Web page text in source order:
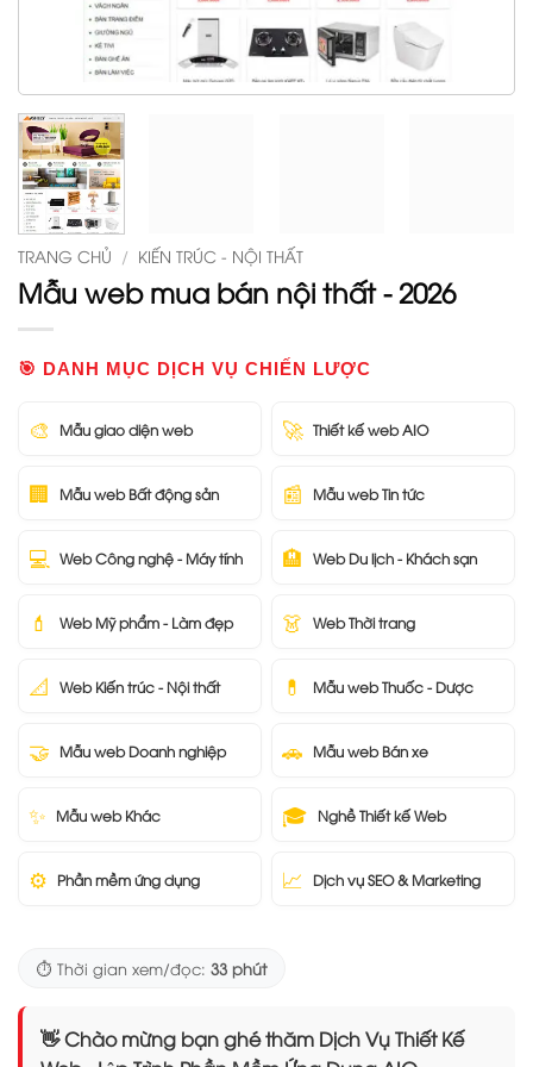
TRANG CHỦ / KIẾN TRÚC - NỘI THẤT
Mẫu web mua bán nội thất - 2026
🎯 DANH MỤC DỊCH VỤ CHIẾN LƯỢC
🎨 Mẫu giao diện web 🚀 Thiết kế web AIO
🏢 Mẫu web Bất động sản 📰 Mẫu web Tin tức
💻 Web Công nghệ - Máy tính 🏨 Web Du lịch - Khách sạn
💄 Web Mỹ phẩm - Làm đẹp 👗 Web Thời trang
📐 Web Kiến trúc - Nội thất 💊 Mẫu web Thuốc - Dược
🤝 Mẫu web Doanh nghiệp 🚗 Mẫu web Bán xe
✨ Mẫu web Khác 🎓 Nghề Thiết kế Web
⚙️ Phần mềm ứng dụng 📈 Dịch vụ SEO & Marketing
⏱️ Thời gian xem/đọc: 33 phút
👋 Chào mừng bạn ghé thăm Dịch Vụ Thiết Kế